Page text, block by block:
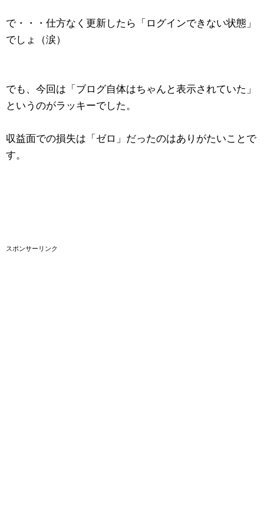
で・・・仕方なく更新したら「ログインできない状態」
でしょ（涙）
でも、今回は「ブログ自体はちゃんと表示されていた」
というのがラッキーでした。
収益面での損失は「ゼロ」だったのはありがたいことで
す。
スポンサーリンク